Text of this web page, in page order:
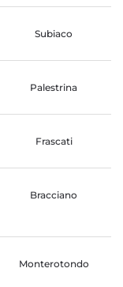
Subiaco
Palestrina
Frascati
Bracciano
Monterotondo